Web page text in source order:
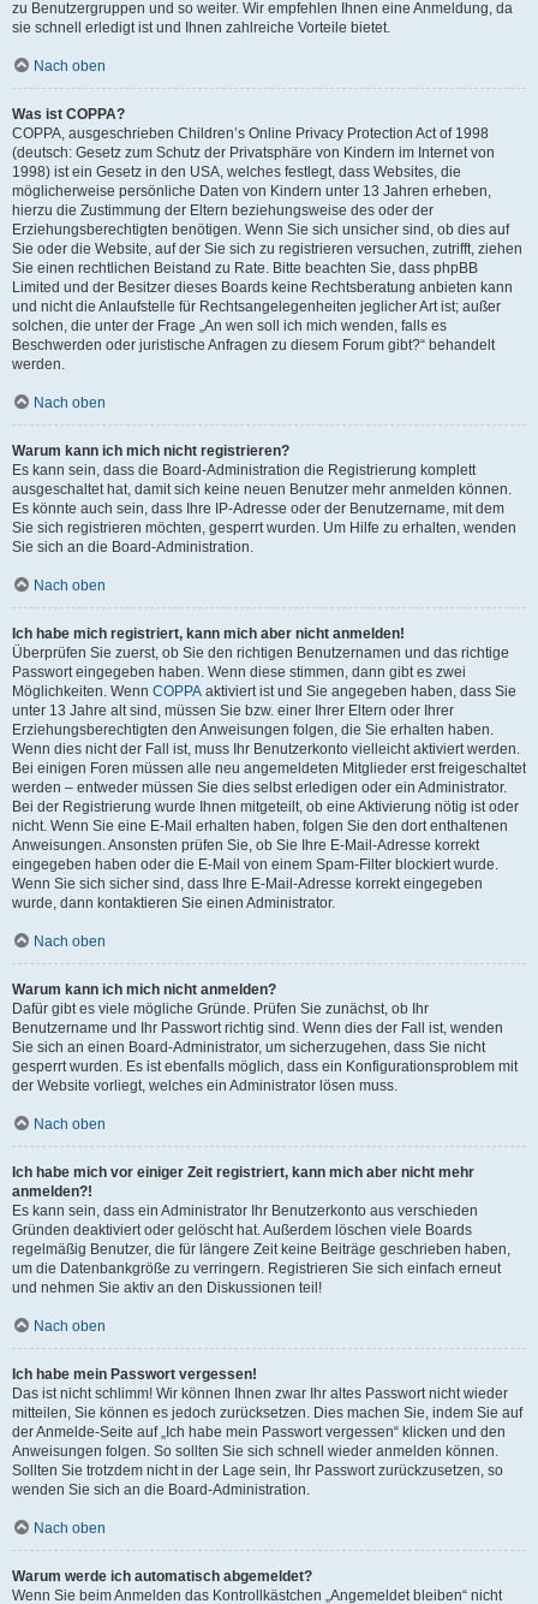
zu Benutzergruppen und so weiter. Wir empfehlen Ihnen eine Anmeldung, da
sie schnell erledigt ist und Ihnen zahlreiche Vorteile bietet.
Nach oben
Was ist COPPA?
COPPA, ausgeschrieben Children’s Online Privacy Protection Act of 1998
(deutsch: Gesetz zum Schutz der Privatsphäre von Kindern im Internet von
1998) ist ein Gesetz in den USA, welches festlegt, dass Websites, die
möglicherweise persönliche Daten von Kindern unter 13 Jahren erheben,
hierzu die Zustimmung der Eltern beziehungsweise des oder der
Erziehungsberechtigten benötigen. Wenn Sie sich unsicher sind, ob dies auf
Sie oder die Website, auf der Sie sich zu registrieren versuchen, zutrifft, ziehen
Sie einen rechtlichen Beistand zu Rate. Bitte beachten Sie, dass phpBB
Limited und der Besitzer dieses Boards keine Rechtsberatung anbieten kann
und nicht die Anlaufstelle für Rechtsangelegenheiten jeglicher Art ist; außer
solchen, die unter der Frage „An wen soll ich mich wenden, falls es
Beschwerden oder juristische Anfragen zu diesem Forum gibt?“ behandelt
werden.
Nach oben
Warum kann ich mich nicht registrieren?
Es kann sein, dass die Board-Administration die Registrierung komplett
ausgeschaltet hat, damit sich keine neuen Benutzer mehr anmelden können.
Es könnte auch sein, dass Ihre IP-Adresse oder der Benutzername, mit dem
Sie sich registrieren möchten, gesperrt wurden. Um Hilfe zu erhalten, wenden
Sie sich an die Board-Administration.
Nach oben
Ich habe mich registriert, kann mich aber nicht anmelden!
Überprüfen Sie zuerst, ob Sie den richtigen Benutzernamen und das richtige
Passwort eingegeben haben. Wenn diese stimmen, dann gibt es zwei
Möglichkeiten. Wenn COPPA aktiviert ist und Sie angegeben haben, dass Sie
unter 13 Jahre alt sind, müssen Sie bzw. einer Ihrer Eltern oder Ihrer
Erziehungsberechtigten den Anweisungen folgen, die Sie erhalten haben.
Wenn dies nicht der Fall ist, muss Ihr Benutzerkonto vielleicht aktiviert werden.
Bei einigen Foren müssen alle neu angemeldeten Mitglieder erst freigeschaltet
werden – entweder müssen Sie dies selbst erledigen oder ein Administrator.
Bei der Registrierung wurde Ihnen mitgeteilt, ob eine Aktivierung nötig ist oder
nicht. Wenn Sie eine E-Mail erhalten haben, folgen Sie den dort enthaltenen
Anweisungen. Ansonsten prüfen Sie, ob Sie Ihre E-Mail-Adresse korrekt
eingegeben haben oder die E-Mail von einem Spam-Filter blockiert wurde.
Wenn Sie sich sicher sind, dass Ihre E-Mail-Adresse korrekt eingegeben
wurde, dann kontaktieren Sie einen Administrator.
Nach oben
Warum kann ich mich nicht anmelden?
Dafür gibt es viele mögliche Gründe. Prüfen Sie zunächst, ob Ihr
Benutzername und Ihr Passwort richtig sind. Wenn dies der Fall ist, wenden
Sie sich an einen Board-Administrator, um sicherzugehen, dass Sie nicht
gesperrt wurden. Es ist ebenfalls möglich, dass ein Konfigurationsproblem mit
der Website vorliegt, welches ein Administrator lösen muss.
Nach oben
Ich habe mich vor einiger Zeit registriert, kann mich aber nicht mehr
anmelden?!
Es kann sein, dass ein Administrator Ihr Benutzerkonto aus verschieden
Gründen deaktiviert oder gelöscht hat. Außerdem löschen viele Boards
regelmäßig Benutzer, die für längere Zeit keine Beiträge geschrieben haben,
um die Datenbankgröße zu verringern. Registrieren Sie sich einfach erneut
und nehmen Sie aktiv an den Diskussionen teil!
Nach oben
Ich habe mein Passwort vergessen!
Das ist nicht schlimm! Wir können Ihnen zwar Ihr altes Passwort nicht wieder
mitteilen, Sie können es jedoch zurücksetzen. Dies machen Sie, indem Sie auf
der Anmelde-Seite auf „Ich habe mein Passwort vergessen“ klicken und den
Anweisungen folgen. So sollten Sie sich schnell wieder anmelden können.
Sollten Sie trotzdem nicht in der Lage sein, Ihr Passwort zurückzusetzen, so
wenden Sie sich an die Board-Administration.
Nach oben
Warum werde ich automatisch abgemeldet?
Wenn Sie beim Anmelden das Kontrollkästchen „Angemeldet bleiben“ nicht